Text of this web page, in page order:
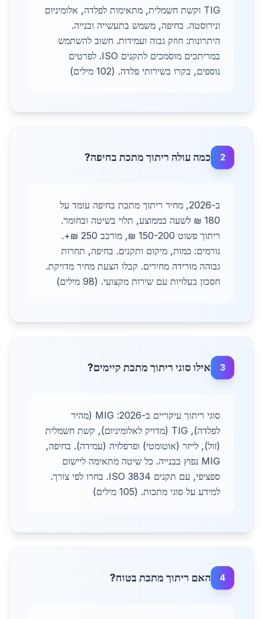
TIG וקשת חשמלית, מתאימות לפלדה, אלומיניום
ונירוסטה. בחיפה, משמש בתעשייה ובנייה.
היתרונות: חוזק גבוה ועמידות. חשוב להשתמש
במריתכים מוסמכים לתקנים ISO. לפרטים
נוספים, בקרו בשירותי פלדה. (102 מילים)
2 כמה עולה ריתוך מתכת בחיפה?
ב-2026, מחיר ריתוך מתכת בחיפה עומד על
180 ₪ לשעה בממוצע, תלוי בשיטה ובחומר.
ריתוך פשוט 150-200 ₪, מורכב 250 ₪+.
גורמים: כמות, מיקום ותקנים. בחיפה, תחרות
גבוהה מורידה מחירים. קבלו הצעת מחיר מדויקת.
חסכון בעלויות עם שירות מקצועי. (98 מילים)
3 אילו סוגי ריתוך מתכת קיימים?
סוגי ריתוך עיקריים ב-2026: MIG (מהיר
לפלדה), TIG (מדויק לאלומיניום), קשת חשמלית
(זול), לייזר (אוטומטי) ופרפלזיה (עמידה). בחיפה,
MIG נפוץ בבנייה. כל שיטה מתאימה ליישום
ספציפי, עם תקנים ISO 3834. בחרו לפי צורך.
למידע על סוגי מתכות. (105 מילים)
4 האם ריתוך מתכת בטוח?